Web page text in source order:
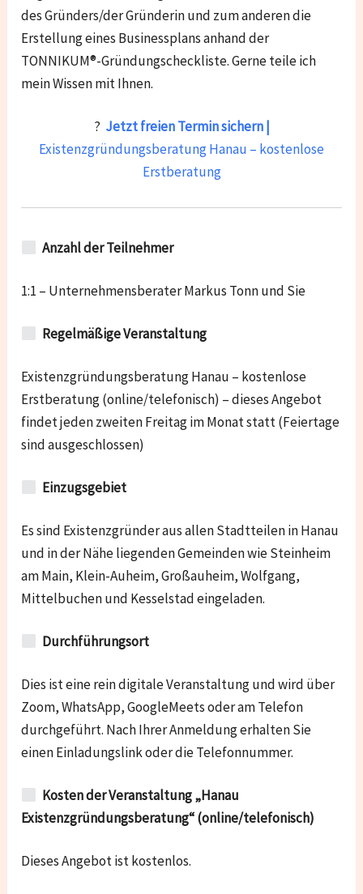
des Gründers/der Gründerin und zum anderen die
Erstellung eines Businessplans anhand der
TONNIKUM®-Gründungscheckliste. Gerne teile ich
mein Wissen mit Ihnen.
? Jetzt freien Termin sichern |
Existenzgründungsberatung Hanau – kostenlose
Erstberatung
Anzahl der Teilnehmer
1:1 – Unternehmensberater Markus Tonn und Sie
Regelmäßige Veranstaltung
Existenzgründungsberatung Hanau – kostenlose
Erstberatung (online/telefonisch) – dieses Angebot
findet jeden zweiten Freitag im Monat statt (Feiertage
sind ausgeschlossen)
Einzugsgebiet
Es sind Existenzgründer aus allen Stadtteilen in Hanau
und in der Nähe liegenden Gemeinden wieSteinheim
am Main, Klein-Auheim, Großauheim, Wolfgang,
Mittelbuchen und Kesselstadeingeladen.
Durchführungsort
Dies ist eine rein digitale Veranstaltung und wird über
Zoom, WhatsApp, GoogleMeets oder am Telefon
durchgeführt. Nach Ihrer Anmeldung erhalten Sie
einen Einladungslink oder die Telefonnummer.
Kosten der Veranstaltung „Hanau
Existenzgründungsberatung“ (online/telefonisch)
Dieses Angebot ist kostenlos.